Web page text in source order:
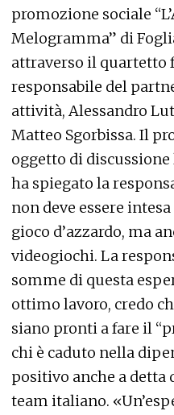
promozione sociale
Melogramma” di
attraverso il quartetto
responsabile del
attività, Alessandro
Matteo Sgorbissa. Il
oggetto di
ha spiegato la
non deve essere
gioco d’azzardo, ma
videogiochi. La
somme di questa
ottimo lavoro, credo
siano pronti a fare il
chi è caduto nella
positivo anche a detta
team italiano.